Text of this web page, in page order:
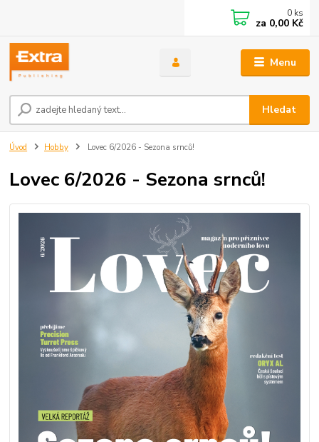
Menu
Hledat
0 ks
za 0,00 Kč
Úvod Hobby Lovec 6/2026 - Sezona srnců!
Lovec 6/2026 - Sezona srnců!